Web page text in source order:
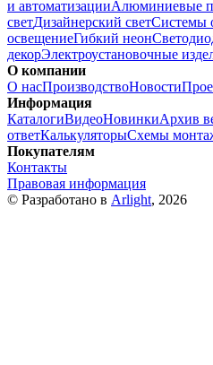
и автоматизацииАлюминиевые
светДизайнерский светСистемы
освещениеГибкий неон
декорЭлектроустановочные
О компании
О насПроизводствоНовости
Информация
КаталогиВидеоНовинкиАрхив
ответКалькуляторыСхемы
Покупателям
Контакты
Правовая информация
© Разработано в Arlight, 2026